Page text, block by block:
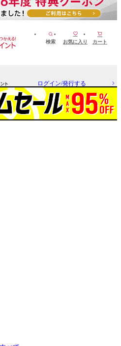
検索 お気に入り カート
ログイン/発行する